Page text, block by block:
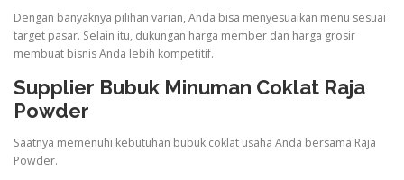
Dengan banyaknya pilihan varian, Anda bisa menyesuaikan menu sesuai
target pasar. Selain itu, dukungan harga member dan harga grosir
membuat bisnis Anda lebih kompetitif.
Supplier Bubuk Minuman Coklat Raja
Powder
Saatnya memenuhi kebutuhan bubuk coklat usaha Anda bersama Raja
Powder.